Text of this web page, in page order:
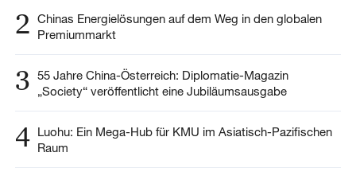
2 Chinas Energielösungen auf dem Weg in den globalen
Premiummarkt
3 55 Jahre China-Österreich: Diplomatie-Magazin
„Society“ veröffentlicht eine Jubiläumsausgabe
4 Luohu: Ein Mega-Hub für KMU im Asiatisch-Pazifischen
Raum